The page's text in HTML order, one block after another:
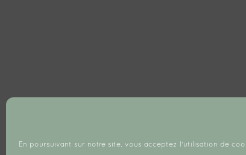
En poursuivant sur notre site, vous acceptez l'utilisation de